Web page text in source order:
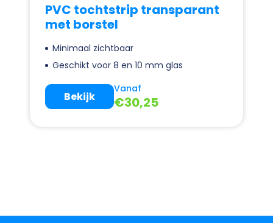
PVC tochtstrip transparant
met borstel
Minimaal zichtbaar
Geschikt voor 8 en 10 mm glas
Vanaf
€30,25
Bekijk